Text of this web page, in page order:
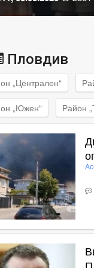
Пловдив
„Централен“
„Южен“ Район